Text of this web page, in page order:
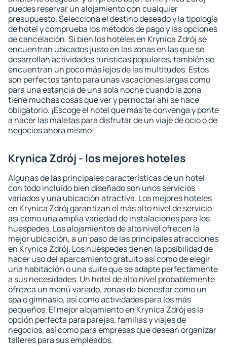
puedes reservar un alojamiento con cualquier
presupuesto. Selecciona el destino deseado y la tipología
de hotel y comprueba los métodos de pago y las opciones
de cancelación. Si bien los hoteles en Krynica Zdrój se
encuentran ubicados justo en las zonas en las que se
desarrollan actividades turísticas populares, también se
encuentran un poco más lejos de las multitudes. Estos
son perfectos tanto para unas vacaciones largas como
para una estancia de una sola noche cuando la zona
tiene muchas cosas que ver y pernoctar ahí se hace
obligatorio. ¡Escoge el hotel que más te convenga y ponte
a hacer las maletas para disfrutar de un viaje de ocio o de
negocios ahora mismo!
Krynica Zdrój - los mejores hoteles
Algunas de las principales características de un hotel
con todo incluido bien diseñado son unos servicios
variados y una ubicación atractiva. Los mejores hoteles
en Krynica Zdrój garantizan el más alto nivel de servicio
así como una amplia variedad de instalaciones para los
huéspedes. Los alojamientos de alto nivel ofrecen la
mejor ubicación, a un paso de las principales atracciones
en Krynica Zdrój. Los huéspedes tienen la posibilidad de
hacer uso del aparcamiento gratuito así como de elegir
una habitación o una suite que se adapte perfectamente
a sus necesidades. Un hotel de alto nivel probablemente
ofrezca un menú variado, zonas de bienestar como un
spa o gimnasio, así como actividades para los más
pequeños. El mejor alojamiento en Krynica Zdrój es la
opción perfecta para parejas, familias y viajes de
negocios, así como para empresas que desean organizar
talleres para sus empleados.